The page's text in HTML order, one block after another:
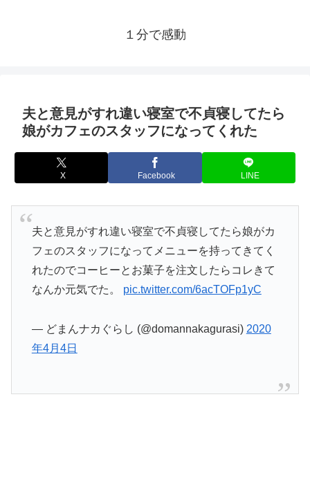
１分で感動
夫と意見がすれ違い寝室で不貞寝してたら
娘がカフェのスタッフになってくれた
X Facebook LINE
夫と意見がすれ違い寝室で不貞寝してたら娘がカ
フェのスタッフになってメニューを持ってきてく
れたのでコーヒーとお菓子を注文したらコレきて
なんか元気でた。 pic.twitter.com/6acTOFp1yC
— どまんナカぐらし (@domannakagurasi) 2020
年4月4日